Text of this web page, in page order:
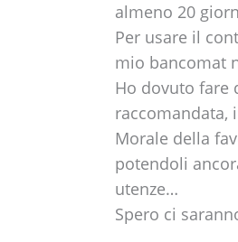
almeno 20
Per usare il
mio bancomat
Ho dovuto fare
raccomandata,
Morale della
potendoli
utenze…
Spero ci